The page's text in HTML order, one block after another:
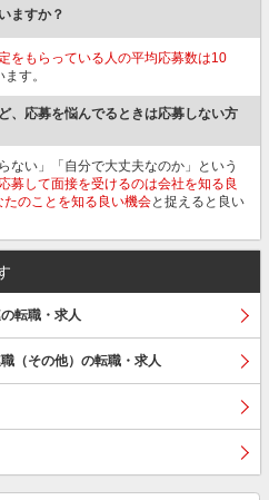
ますか？
をもらっている人の平均応募数は10
す。
、応募を悩んでるときは応募しない方
ない」「自分で大丈夫なのか」という
応募して面接を受けるのは会社を知る良
のことを知る良い機会と捉えると良い
転職・求人
（その他）の転職・求人